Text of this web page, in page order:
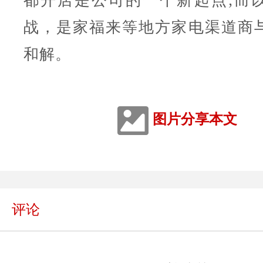
战，是家福来等地方家电渠道商
和解。
图片分享本文
评论